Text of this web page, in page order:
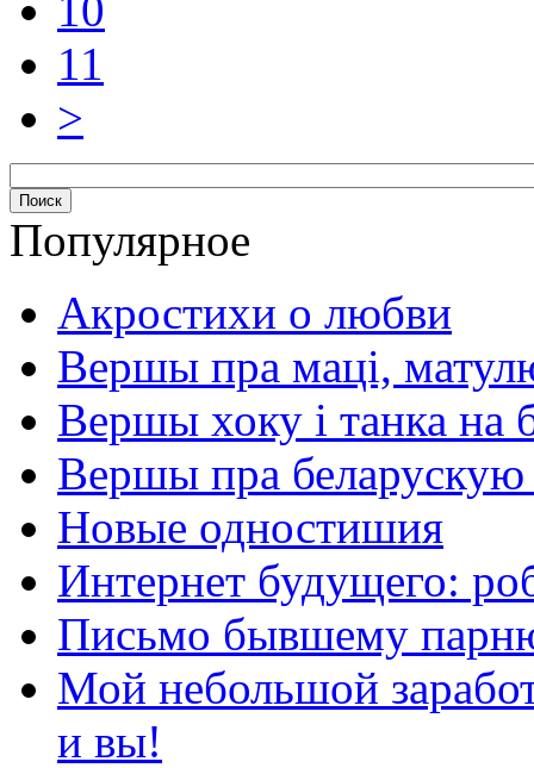
11
>
Популярное
Акростихи о любви
Вершы пра маці,
Вершы хоку і танка на
Вершы пра
Новые одностишия
Интернет будущего:
Письмо бывшему
Мой небольшой
и вы!